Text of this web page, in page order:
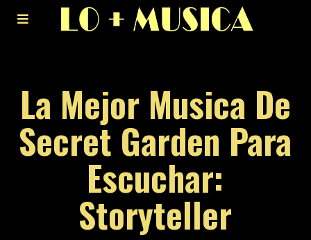
La Mejor Musica De
Secret Garden Para
Escuchar:
Storyteller